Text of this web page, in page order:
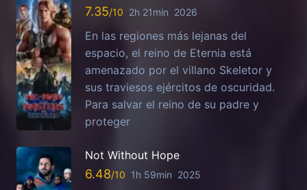
7.35 2h 21min 2026
En las regiones más lejanas del
espacio, el reino de Eternia está
amenazado por el villano Skeletor y
sus traviesos ejércitos de oscuridad.
Para salvar el reino de su padre y
proteger
Not Without Hope
6.48 1h 59min 2025